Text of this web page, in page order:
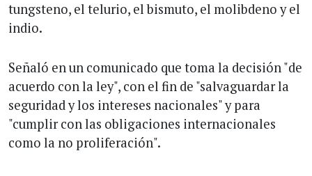
tungsteno, el telurio, el bismuto, el molibdeno y el
indio.
Señaló en un comunicado que toma la decisión "de
acuerdo con la ley", con el fin de "salvaguardar la
seguridad y los intereses nacionales" y para
"cumplir con las obligaciones internacionales
como la no proliferación".